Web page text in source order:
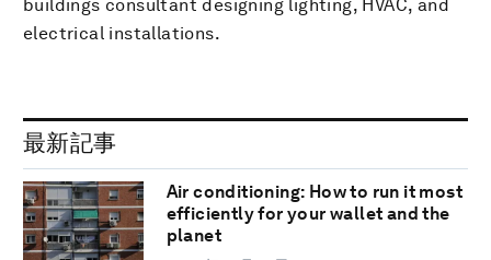
buildings consultant designing lighting, HVAC, and
electrical installations.
最新記事
Air conditioning: How to run it most
efficiently for your wallet and the
planet